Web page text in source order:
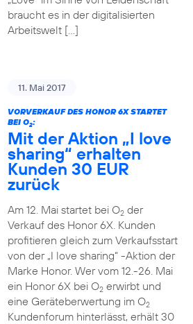
braucht es in der digitalisierten
Arbeitswelt […]
11. Mai 2017
VORVERKAUF DES HONOR 6X STARTET
BEI O2:
Mit der Aktion „I love
sharing“ erhalten
Kunden 30 EUR
zurück
Am 12. Mai startet bei O2der
Verkauf des Honor 6X. Kunden
profitieren gleich zum Verkaufsstart
von der „I love sharing“ -Aktion der
Marke Honor. Wer vom 12.-26. Mai
ein Honor 6X bei O2erwirbt und
eine Geräteberwertung im O2
Kundenforum hinterlässt, erhält 30